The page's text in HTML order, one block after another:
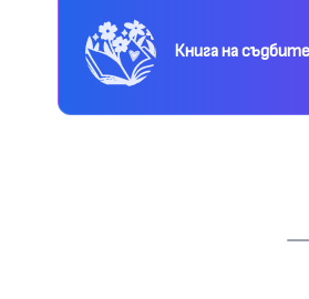
Книга на съдбите